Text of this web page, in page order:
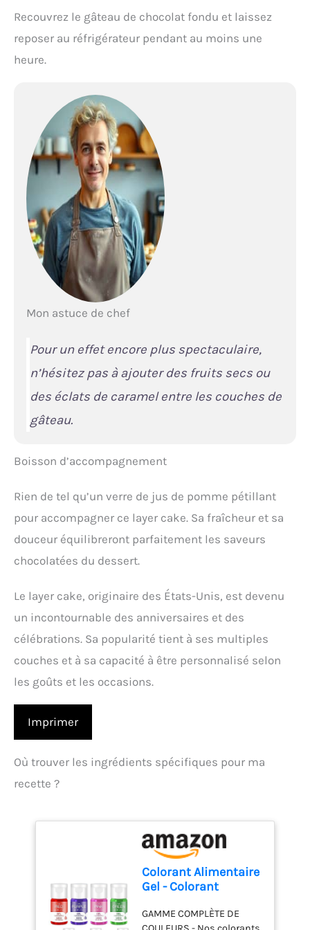
Recouvrez le gâteau de chocolat fondu et laissez
reposer au réfrigérateur pendant au moins une
heure.
Mon astuce de chef
Pour un effet encore plus spectaculaire,
n’hésitez pas à ajouter des fruits secs ou
des éclats de caramel entre les couches de
gâteau.
Boisson d’accompagnement
Rien de tel qu’un verre de jus de pomme pétillant
pour accompagner ce layer cake. Sa fraîcheur et sa
douceur équilibreront parfaitement les saveurs
chocolatées du dessert.
Le layer cake, originaire des États-Unis, est devenu
un incontournable des anniversaires et des
célébrations. Sa popularité tient à ses multiples
couches et à sa capacité à être personnalisé selon
les goûts et les occasions.
Imprimer
Où trouver les ingrédients spécifiques pour ma
recette ?
Colorant Alimentaire
Gel - Colorant
Goût pour Gâteaux,
GAMME COMPLÈTE DE